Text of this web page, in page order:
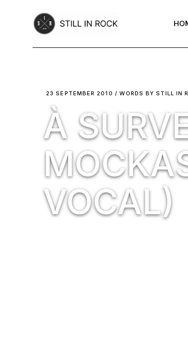
23 SEPTEMBER 2010 WORDS BYSTILL IN
À
VOCAL)